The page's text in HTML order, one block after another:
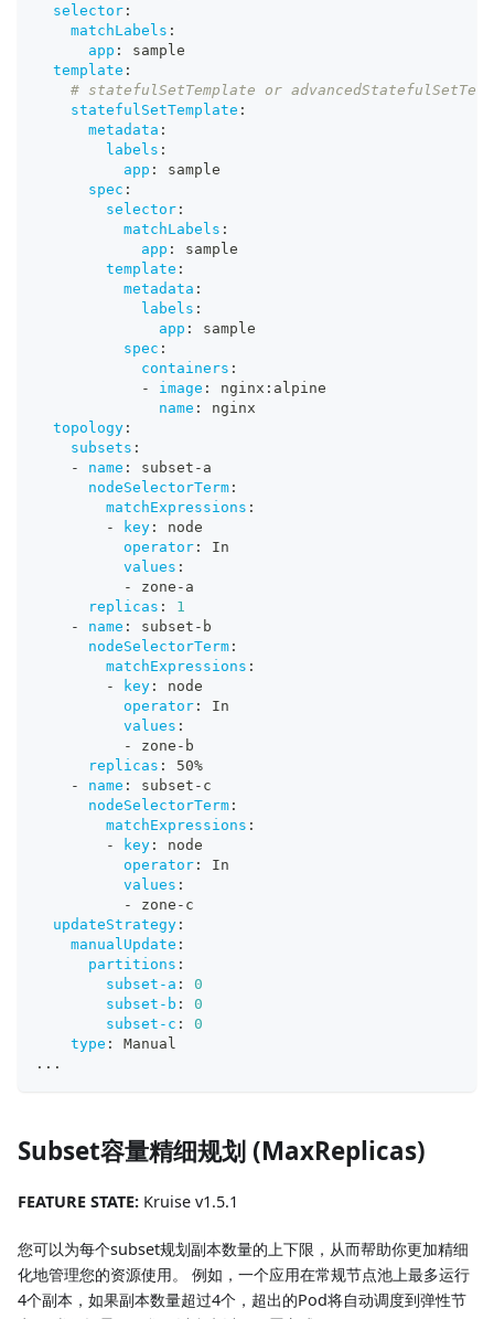
selector :
matchLabels :
app :
sample
template :
# statefulSetTemplate or
statefulSetTemplate :
metadata :
labels :
app :
sample
spec :
selector :
matchLabels :
app :
sample
template :
metadata :
labels :
app :
sample
spec :
containers :
-
image : nginx : alpine
name :
nginx
topology :
subsets :
-
name : subset - a
nodeSelectorTerm :
matchExpressions :
-
key :
node
operator :
In
values :
-
zone - a
replicas :
1
-
name : subset - b
nodeSelectorTerm :
matchExpressions :
-
key :
node
operator :
In
values :
-
zone - b
replicas :
50%
-
name : subset - c
nodeSelectorTerm :
matchExpressions :
-
key :
node
operator :
In
values :
-
zone - c
updateStrategy :
manualUpdate :
partitions :
subset-a :
0
subset-b :
0
subset-c :
0
type :
Manual
...
Subset容量精细规划 (MaxReplicas)
FEATURE STATE: Kruise v1.5.1
您可以为每个subset规划副本数量的上下限，从而帮助你更加精细
化地管理您的资源使用。 例如，一个应用在常规节点池上最多运行
4个副本，如果副本数量超过4个，超出的Pod将自动调度到弹性节